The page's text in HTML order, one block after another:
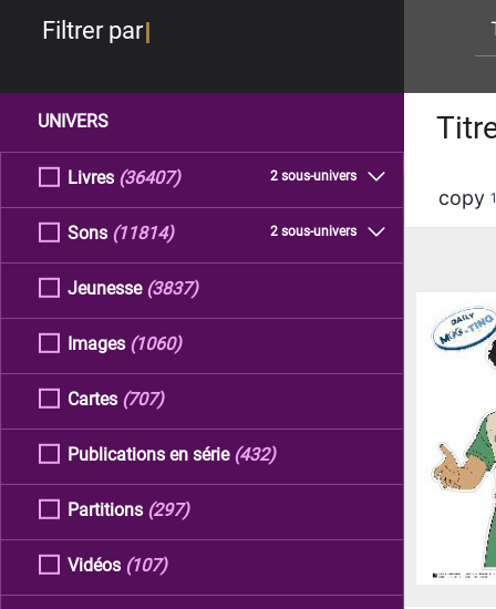
Filtrer par
UNIVERS
Livres 2 sous-univers
(36407)
Sons 2 sous-univers
(11814)
Jeunesse (3837)
Images (1060)
Cartes (707)
Publications en série (432)
Partitions (297)
Vidéos (107)
copy